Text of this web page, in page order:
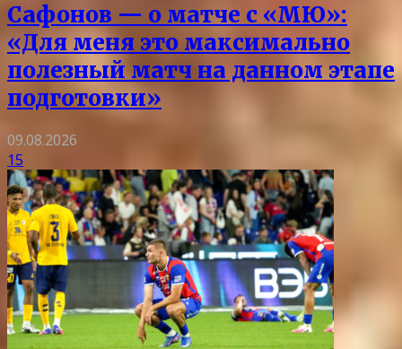
Сафонов — о матче с «МЮ»:
«Для меня это максимально
полезный матч на данном этапе
подготовки»
09.08.2026
15